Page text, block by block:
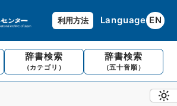
利用方法 Language EN
辞書検索
（カテゴリ）
辞書検索
（五十音順）